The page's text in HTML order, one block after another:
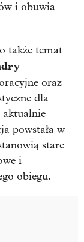
i obuwia
także temat
oraz
dla
aktualnie
powstała w
stare
i
obiegu.